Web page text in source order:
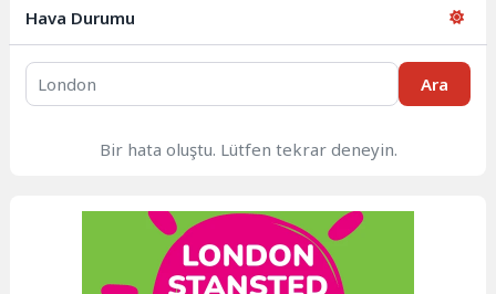
Hava Durumu
Ara
Bir hata oluştu. Lütfen tekrar deneyin.